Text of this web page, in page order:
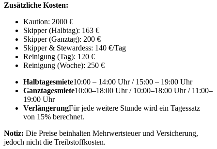
Zusätzliche Kosten:
Kaution: 2000 €
Skipper (Halbtag): 163 €
Skipper (Ganztag): 200 €
Skipper & Stewardess: 140 €/Tag
Reinigung (Tag): 120 €
Reinigung (Woche): 250 €
Halbtagesmiete10:00 – 14:00 Uhr / 15:00 – 19:00 Uhr
Ganztagesmiete10:00–18:00 Uhr / 10:00–18:00 Uhr / 11:00–
19:00 Uhr
VerlängerungFür jede weitere Stunde wird ein Tagessatz
von 15% berechnet.
Notiz: Die Preise beinhalten Mehrwertsteuer und Versicherung,
jedoch nicht die Treibstoffkosten.